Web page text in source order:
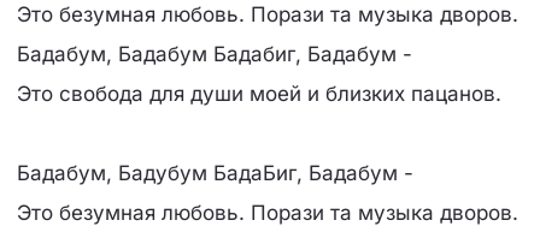
Это безумная любовь. Порази та музыка дворов.
Бадабум, Бадабум Бадабиг, Бадабум -
Это свобода для души моей и близких пацанов.
Бадабум, Бадубум БадаБиг, Бадабум -
Это безумная любовь. Порази та музыка дворов.